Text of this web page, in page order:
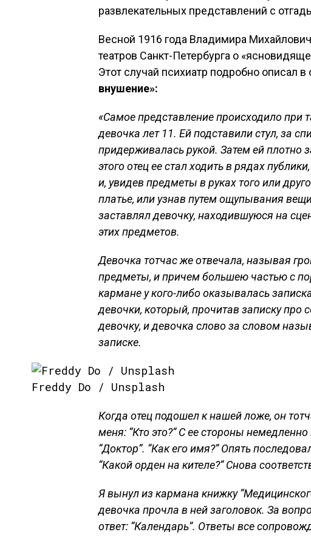
развлекательных представлений с
Весной 1916 года Владимира
театров Санкт-Петербурга о
Этот случай психиатр подробно описал в
внушение»:
«Самое представление происходило при
девочка лет 11. Ей подставили стул, за
придерживалась рукой. Затем ей плотно
этого отец ее стал ходить в рядах
и, увидев предметы в руках того или
платье, или узнав путем ощупывания
заставлял девочку, находившуюся на
этих предметов.
Девочка тотчас же отвечала, называя
предметы, и причем большею частью с
кармане у кого-либо оказывалась
девочки, который, прочитав записку про
девочку, и девочка слово за словом
записке.
Freddy Do / Unsplash
Когда отец подошел к нашей ложе, он
меня: “Кто это?” С ее стороны
“Доктор”. “Как его имя?” Опять
“Какой орден на кителе?” Снова
Я вынул из кармана книжку
девочка прочла в ней заголовок. За
ответ: “Календарь”. Ответы все